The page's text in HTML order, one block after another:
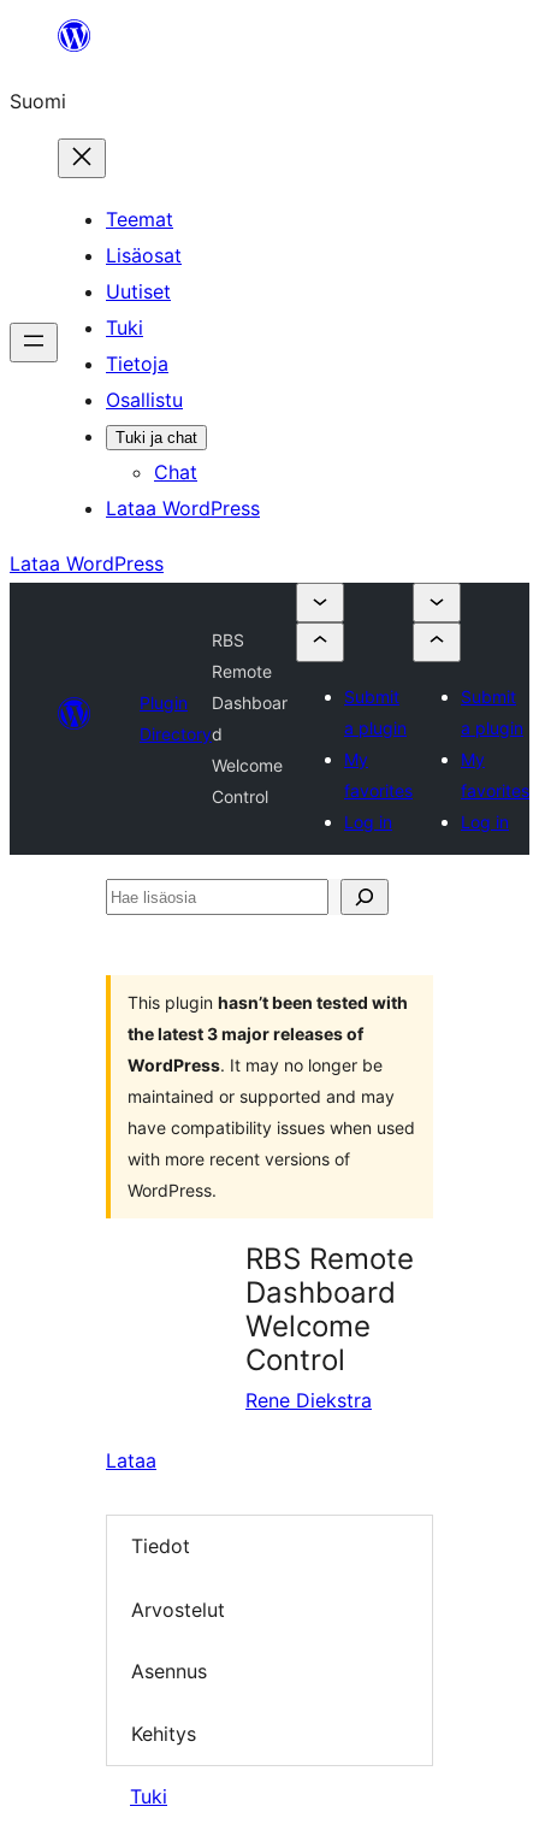
Suomi
Teemat
Lisäosat
Uutiset
Tuki
Tietoja
Osallistu
Tuki ja chat
Chat
Lataa WordPress
Lataa WordPress
Plugin
Directory
RBS
Remote
Dashboar
d
Welcome
Control
Submit
a plugin
My
favorites
Log in
Submit
a plugin
My
favorites
Log in
Hae
This plugin hasn’t been tested with
the latest 3 major releases of
WordPress. It may no longer be
maintained or supported and may
have compatibility issues when used
with more recent versions of
WordPress.
RBS Remote
Dashboard
Welcome
Control
Rene Diekstra
Lataa
Tiedot
Arvostelut
Asennus
Kehitys
Tuki